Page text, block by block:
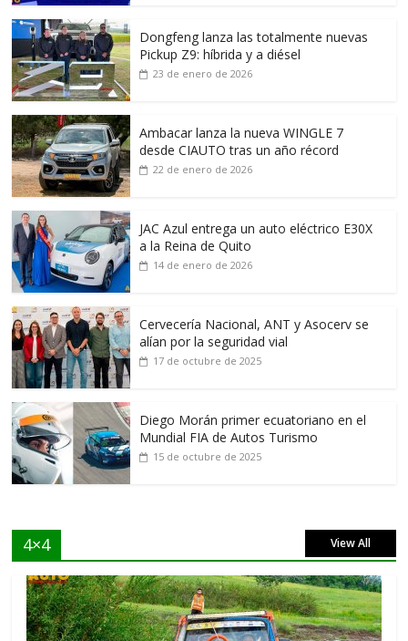
Dongfeng lanza las totalmente nuevas
Pickup Z9: híbrida y a diésel
23 de enero de 2026
Ambacar lanza la nueva WINGLE 7
desde CIAUTO tras un año récord
22 de enero de 2026
JAC Azul entrega un auto eléctrico E30X
a la Reina de Quito
14 de enero de 2026
Cervecería Nacional, ANT y Asocerv se
alían por la seguridad vial
17 de octubre de 2025
Diego Morán primer ecuatoriano en el
Mundial FIA de Autos Turismo
15 de octubre de 2025
4×4 View All